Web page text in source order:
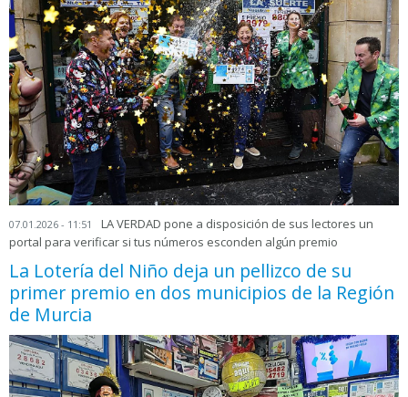
07.01.2026 - 11:51
LA VERDAD pone a disposición de sus lectores un
portal para verificar si tus números esconden algún premio
La Lotería del Niño deja un pellizco de su
primer premio en dos municipios de la Región
de Murcia